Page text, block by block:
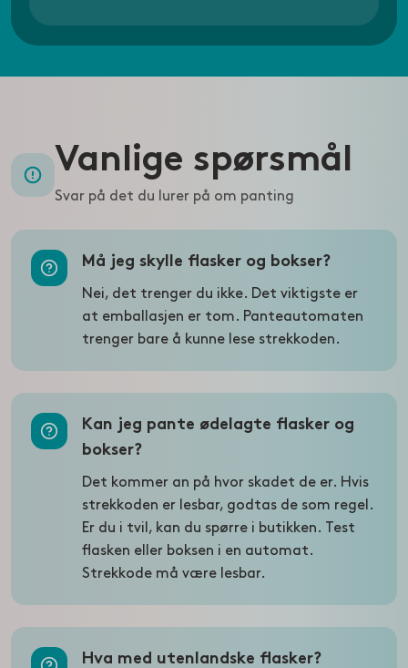
Vanlige spørsmål
Svar på det du lurer på om panting
Må jeg skylle flasker og bokser?
Nei, det trenger du ikke. Det viktigste er
at emballasjen er tom. Panteautomaten
trenger bare å kunne lese strekkoden.
Kan jeg pante ødelagte flasker og
bokser?
Det kommer an på hvor skadet de er. Hvis
strekkoden er lesbar, godtas de som regel.
Er du i tvil, kan du spørre i butikken. Test
flasken eller boksen i en automat.
Strekkode må være lesbar.
Hva med utenlandske flasker?